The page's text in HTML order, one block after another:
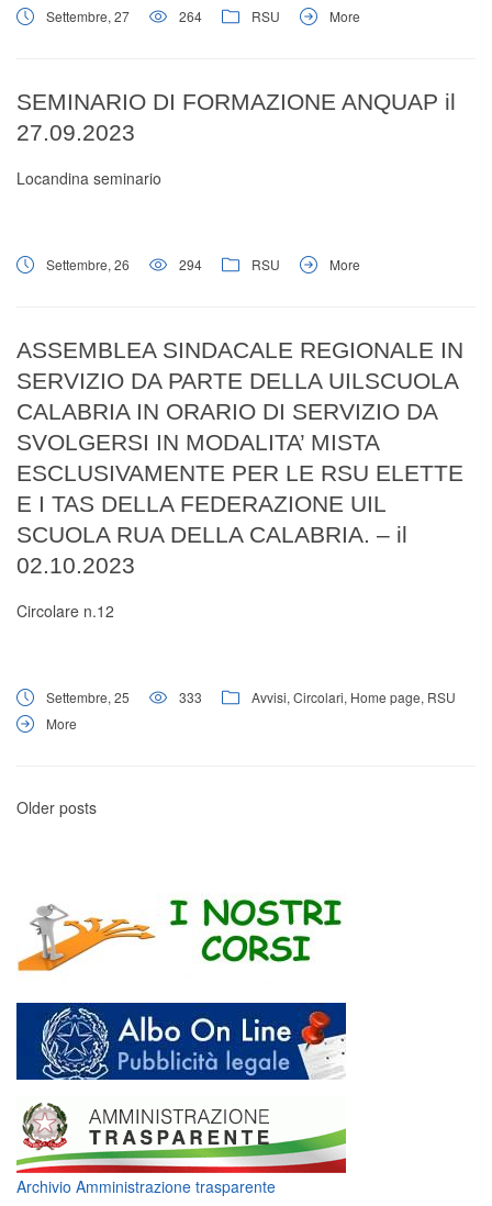
Settembre, 27 264 RSU More
SEMINARIO DI FORMAZIONE ANQUAP il
27.09.2023
Locandina seminario
Settembre, 26 294 RSU More
ASSEMBLEA SINDACALE REGIONALE IN
SERVIZIO DA PARTE DELLA UILSCUOLA
CALABRIA IN ORARIO DI SERVIZIO DA
SVOLGERSI IN MODALITA’ MISTA
ESCLUSIVAMENTE PER LE RSU ELETTE
E I TAS DELLA FEDERAZIONE UIL
SCUOLA RUA DELLA CALABRIA. – il
02.10.2023
Circolare n.12
Settembre, 25 333 Avvisi, Circolari, Home page, RSU
More
Older posts
Archivio Amministrazione trasparente